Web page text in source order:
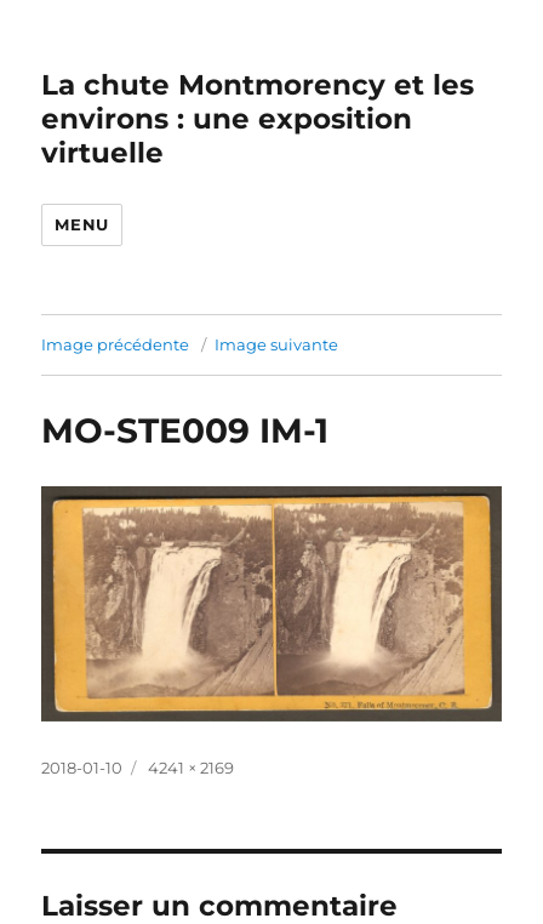
La chute Montmorency et les
environs : une exposition
virtuelle
MENU
Image précédente Image suivante
MO-STE009 IM-1
Publié
2018-01-10
Taille
4241 × 2169
Laisser un commentaire